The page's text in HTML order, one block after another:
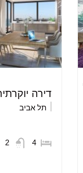
דירה
תל אביב
4
2